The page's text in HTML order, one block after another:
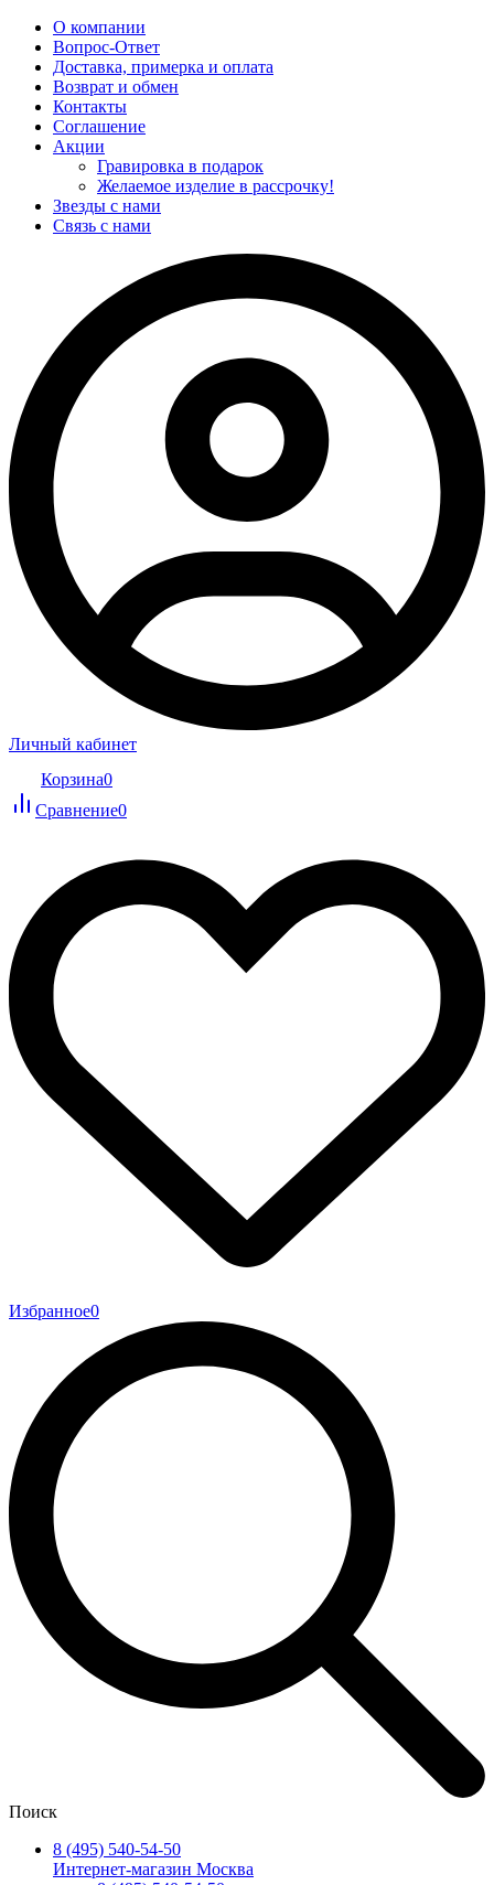
О компании
Вопрос-Ответ
Доставка, примерка и оплата
Возврат и обмен
Контакты
Соглашение
Акции
Гравировка в подарок
Желаемое изделие в рассрочку!
Звезды с нами
Связь с нами
Личный кабинет
Корзина0
Сравнение0
Избранное0
Поиск
8 (495) 540-54-50
Интернет-магазин Москва